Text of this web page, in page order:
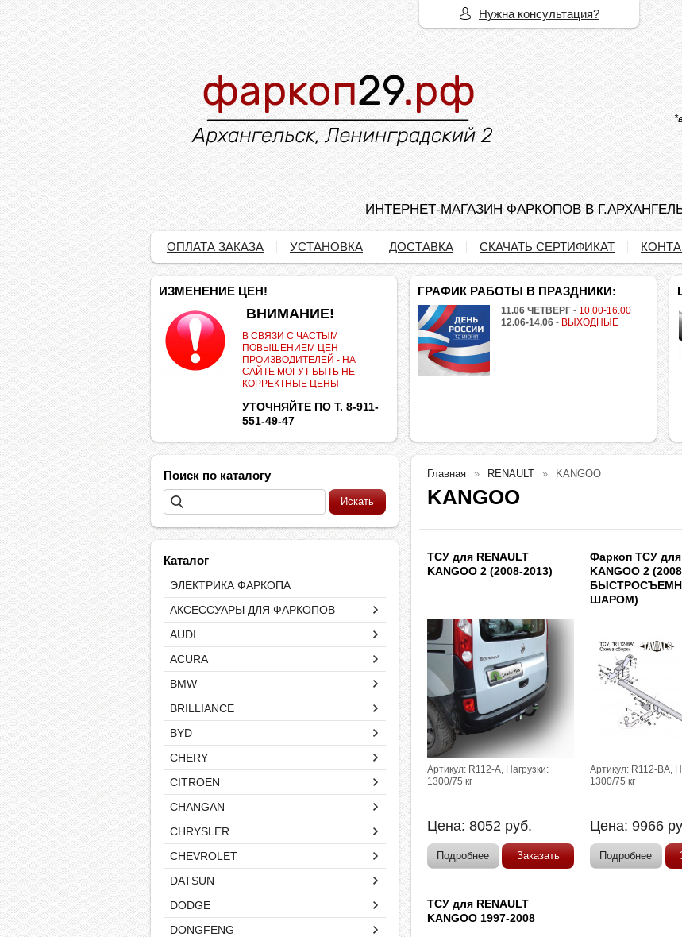
ИНТЕРНЕТ-МАГАЗИН ФАРКОПОВ В
ОПЛАТА ЗАКАЗА УСТАНОВКА ДОСТАВКА СКАЧАТЬ СЕРТИФИКАТ
ИЗМЕНЕНИЕ ЦЕН!
ВНИМАНИЕ!
В СВЯЗИ С ЧАСТЫМ
ПОВЫШЕНИЕМ ЦЕН
ПРОИЗВОДИТЕЛЕЙ - НА
САЙТЕ МОГУТ БЫТЬ НЕ
КОРРЕКТНЫЕ ЦЕНЫ
УТОЧНЯЙТЕ ПО Т. 8-911-
551-49-47
ГРАФИК РАБОТЫ В ПРАЗДНИКИ:
11.06 ЧЕТВЕРГ - 10.00-16.00
12.06-14.06 - ВЫХОДНЫЕ
Поиск по каталогу
Каталог
ЭЛЕКТРИКА ФАРКОПА
АКСЕССУАРЫ ДЛЯ ФАРКОПОВ
AUDI
ACURA
BMW
BRILLIANCE
BYD
CHERY
CITROEN
CHANGAN
CHRYSLER
CHEVROLET
DATSUN
DODGE
DONGFENG
Главная RENAULT KANGOO
KANGOO
ТСУ для RENAULT
KANGOO 2 (2008-2013)
Артикул: R112-A, Нагрузки:
1300/75 кг
Цена: 8052 руб.
Подробнее Заказать
Фаркоп ТСУ для
KANGOO 2
ШАРОМ)
Артикул: R112-BA,
1300/75 кг
Цена:9966
Подробнее
ТСУ для RENAULT
KANGOO 1997-2008
Нужна консультация?